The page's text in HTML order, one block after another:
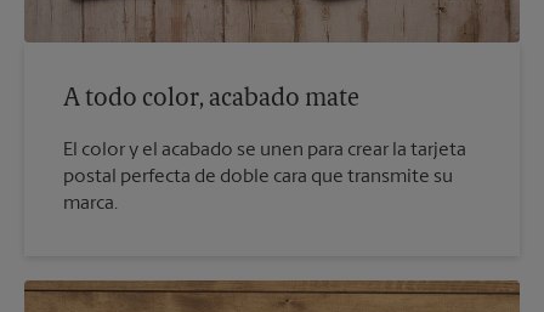
A todo color, acabado mate
El color y el acabado se unen para crear la tarjeta
postal perfecta de doble cara que transmite su
marca.